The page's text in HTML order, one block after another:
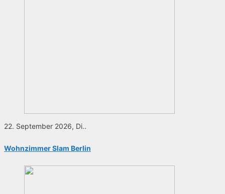
22. September 2026, Di..
Wohnzimmer Slam Berlin